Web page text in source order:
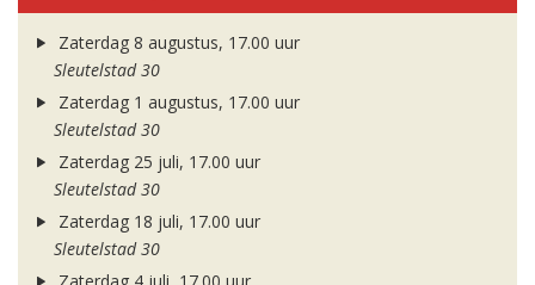
Zaterdag 8 augustus, 17.00 uur
Sleutelstad 30
Zaterdag 1 augustus, 17.00 uur
Sleutelstad 30
Zaterdag 25 juli, 17.00 uur
Sleutelstad 30
Zaterdag 18 juli, 17.00 uur
Sleutelstad 30